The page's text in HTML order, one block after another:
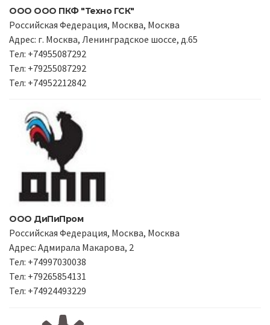
ООО ООО ПКФ "Техно ГСК"
Российская Федерация, Москва, Москва
Адрес: г. Москва, Ленинградское шоссе, д.65
Тел: +74955087292
Тел: +79255087292
Тел: +74952212842
ООО ДиПиПром
Российская Федерация, Москва, Москва
Адрес: Адмирала Макарова, 2
Тел: +74997030038
Тел: +79265854131
Тел: +74924493229